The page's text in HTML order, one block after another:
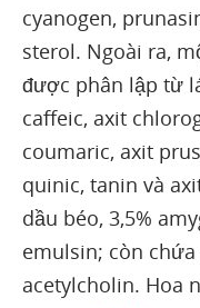
cyanogen,
sterol. Ngoài ra,
được phân lập từ
caffeic, axit
coumaric, axit
quinic, tanin và
dầu béo, 3,5%
emulsin; còn
acetylcholin. Hoa